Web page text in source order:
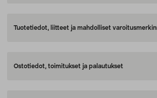
Tuotetiedot, liitteet ja mahdolliset
Ostotiedot, toimitukset ja palautukset